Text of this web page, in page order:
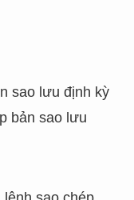
sao lưu định kỳ
bản sao lưu